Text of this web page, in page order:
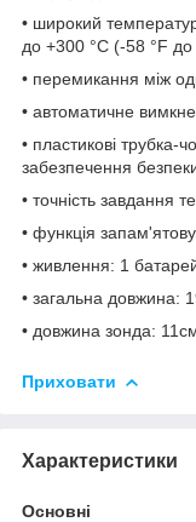
• широкий
до +300 °C (-58 °F
• перемикання між
• автоматичне
• пластикові трубка-
забезпечення
• точність завдання
• функція
• живлення: 1
• загальна довжина:
• довжина зонда:
Приховати
Характеристики
Основні